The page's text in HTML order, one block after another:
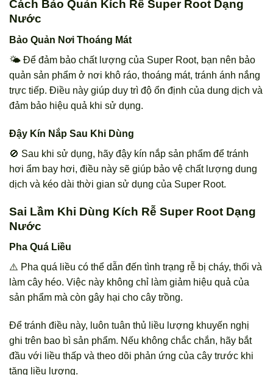
Cách Bảo Quản Kích Rễ Super Root Dạng
Nước
Bảo Quản Nơi Thoáng Mát
🌤️ Để đảm bảo chất lượng của Super Root, bạn nên bảo
quản sản phẩm ở nơi khô ráo, thoáng mát, tránh ánh nắng
trực tiếp. Điều này giúp duy trì độ ổn định của dung dịch và
đảm bảo hiệu quả khi sử dụng.
Đậy Kín Nắp Sau Khi Dùng
🚫 Sau khi sử dụng, hãy đậy kín nắp sản phẩm để tránh
hơi ẩm bay hơi, điều này sẽ giúp bảo vệ chất lượng dung
dịch và kéo dài thời gian sử dụng của Super Root.
Sai Lầm Khi Dùng Kích Rễ Super Root Dạng
Nước
Pha Quá Liều
⚠️ Pha quá liều có thể dẫn đến tình trạng rễ bị cháy, thối và
làm cây héo. Việc này không chỉ làm giảm hiệu quả của
sản phẩm mà còn gây hại cho cây trồng.
Để tránh điều này, luôn tuân thủ liều lượng khuyến nghị
ghi trên bao bì sản phẩm. Nếu không chắc chắn, hãy bắt
đầu với liều thấp và theo dõi phản ứng của cây trước khi
tăng liều lượng.